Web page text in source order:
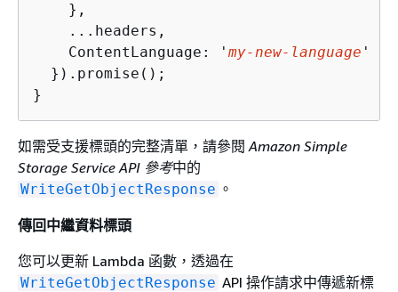
    },
    ...headers,
    ContentLanguage: '
my-new-language '
  }).promise();
}
如需受支援標頭的完整清單，請參閱Amazon Simple
Storage Service API 參考中的
WriteGetObjectResponse 。
傳回中繼資料標頭
您可以更新 Lambda 函數，透過在
WriteGetObjectResponse API 操作請求中傳遞新標